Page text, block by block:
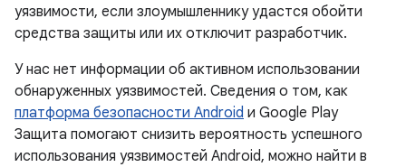
уязвимости, если злоумышленнику удастся обойти
средства защиты или их отключит разработчик.
У нас нет информации об активном использовании
обнаруженных уязвимостей. Сведения о том, как
платформа безопасности Android и Google Play
Защита помогают снизить вероятность успешного
использования уязвимостей Android, можно найти в